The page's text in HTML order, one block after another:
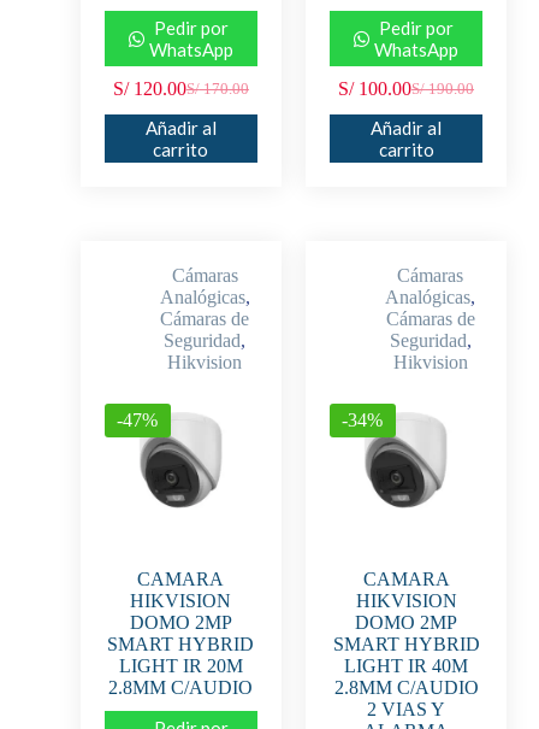
Pedir por
WhatsApp
S/170.00
S/120.00
Añadir al
carrito
Pedir por
WhatsApp
S/190.00
S/100.00
Añadir al
carrito
Cámaras
Analógicas,
Cámaras de
Seguridad,
Hikvision
-47%
CAMARA
HIKVISION
DOMO 2MP
SMART HYBRID
LIGHT IR 20M
2.8MM C/AUDIO
Cámaras
Analógicas,
Cámaras de
Seguridad,
Hikvision
-34%
CAMARA
HIKVISION
DOMO 2MP
SMART HYBRID
LIGHT IR 40M
2.8MM C/AUDIO
2 VIAS Y